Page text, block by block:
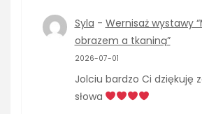
Syla - Wernisaż wystawy
obrazem a tkaniną”
2026-07-01
Jolciu bardzo Ci dziękuję
słowa